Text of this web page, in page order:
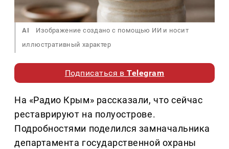
AI
Изображение создано с помощью ИИ и носит
иллюстративный характер
Подписаться вTelegram
На «Радио Крым» рассказали, что сейчас
реставрируют на полуострове.
Подробностями поделился замначальника
департамента государственной охраны